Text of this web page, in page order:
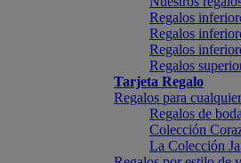
Regalos
Regalos
Regalos
Regalos
Tarjeta Regalo
Regalos para
Regalos de boda
Colección
La Colección